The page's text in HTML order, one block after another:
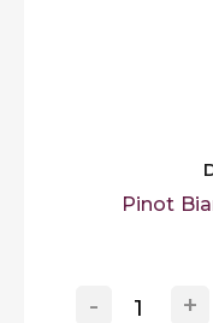
Pinot
+
-